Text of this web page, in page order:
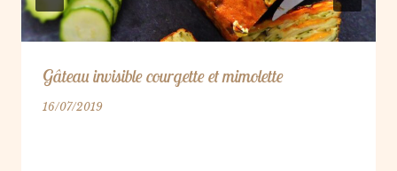
Gâteau invisible courgette et mimolette
16/07/2019